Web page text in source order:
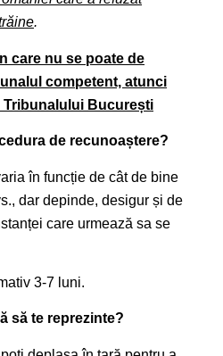
.
care nu se poate de
competent, atunci
Tribunalului București
de recunoaștere?
în funcție de cât de bine
dar depinde, desigur și de
care urmează sa se
3-7 luni.
să te reprezinte?